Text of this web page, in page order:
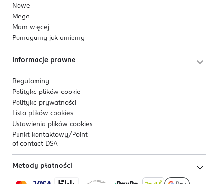
Nowe
Mega
Mam więcej
Pomagamy jak umiemy
Informacje prawne
Regulaminy
Polityka plików cookie
Polityka prywatności
Lista plików cookies
Ustawienia plików cookies
Punkt kontaktowy/ Point
of contact DSA
Metody płatności